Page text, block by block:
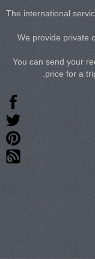
The international
We provide private
You can send your
price for a